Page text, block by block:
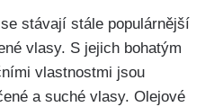
stávají stále populárnější
vlasy. S jejich bohatým
vlastnostmi jsou
a‍ suché vlasy. Olejové